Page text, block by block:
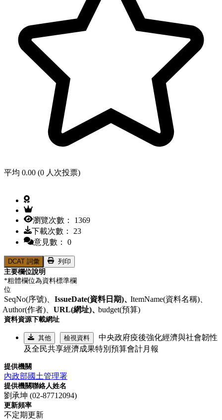
平均 0.00 (0 人次投票)
瀏覽次數： 1369
下載次數： 23
意見數： 0
DCAT 詞彙
列印
主要欄位說明
*粗體欄位為資料標準欄
位
SeqNo(序號)、 IssueDate(資料日期)、ItemName(資料名稱)、
Author(作者)、 URL(網址)、budget(預算)
資料資源下載網址
其他 檢視資料
中央政府疫後強化經濟與社會韌性
及全民共享經濟成果特別預算會計月報
提供機關
內政部國土管理署
提供機關聯絡人姓名
劉承坤 (02-87712094)
更新頻率
不定期更新